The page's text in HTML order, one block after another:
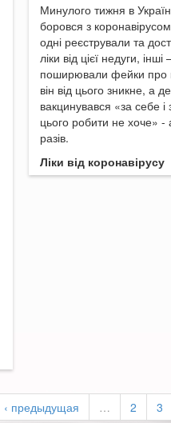
Минулого тижня в
боровся з коронавірусом
одні реєстрували та
ліки від цієї недуги, інші
поширювали фейки про
він від цього зникне, а
вакцинувався «за себе і
цього робити не хоче» -
разів.
Ліки від коронавірусу
‹ предыдущая … 2 3